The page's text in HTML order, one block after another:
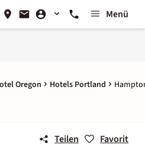
Menü
Oregon Hotels Portland
Teilen Favorit